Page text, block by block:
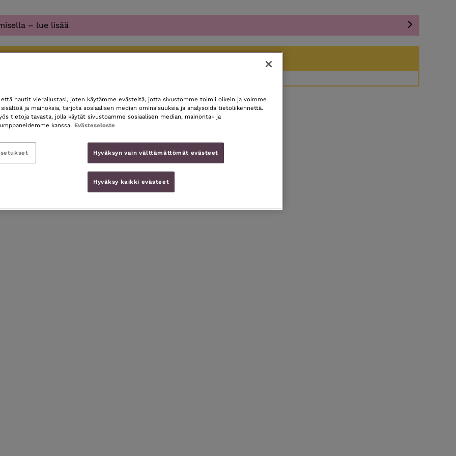
– lue lisää
että nautit vierailustasi, joten käytämme evästeitä, jotta sivustomme toimii oikein ja voimme
ja mainoksia, tarjota sosiaalisen median ominaisuuksia ja analysoida tietoliikennettä.
tietoja tavasta, jolla käytät sivustoamme sosiaalisen median, mainonta- ja
kanssa. Evästeseloste
Hyväksyn vain välttämättömät evästeet
Hyväksy kaikki evästeet